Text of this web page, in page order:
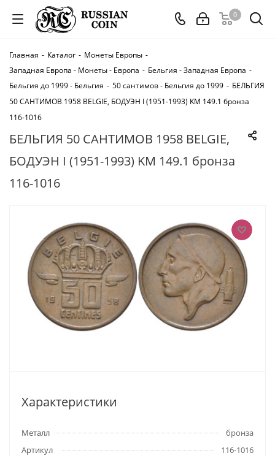
0
Главная - Каталог - Монеты Европы -
Западная Европа - Монеты - Европа - Бельгия - Западная Европа -
Бельгия до 1999 - Бельгия - 50 сантимов - Бельгия до 1999 - БЕЛЬГИЯ
50 САНТИМОВ 1958 BELGIE, БОДУЭН I (1951-1993) KM 149.1 бронза
116-1016
БЕЛЬГИЯ 50 САНТИМОВ 1958 BELGIE,
БОДУЭН I (1951-1993) KM 149.1 бронза
116-1016
Характеристики
Металл
бронза
Артикул
116-1016